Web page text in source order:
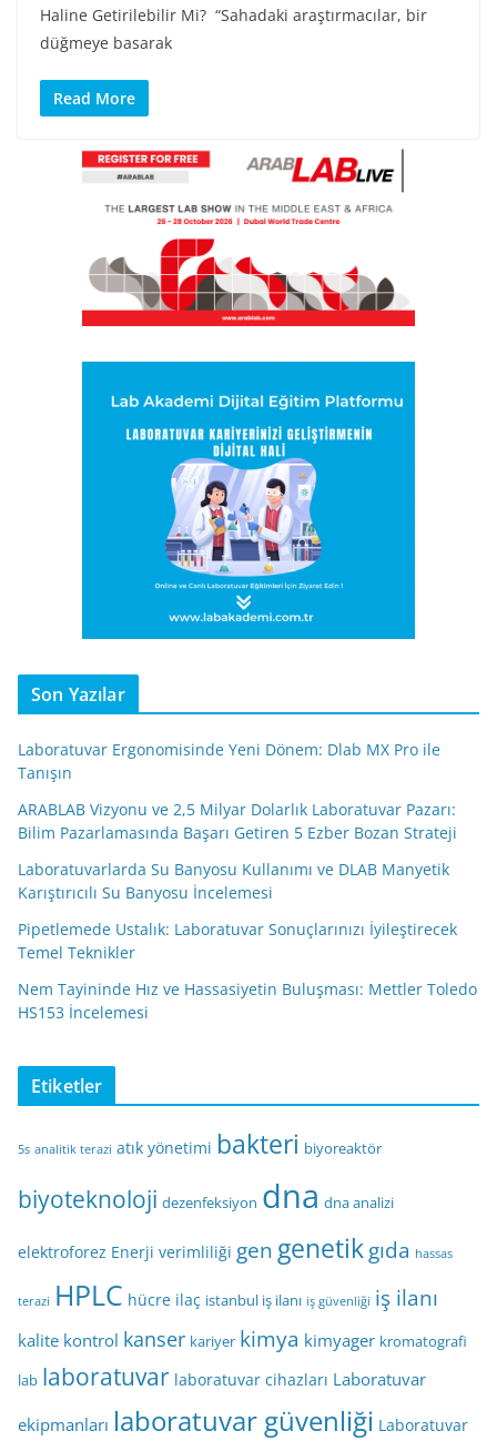
Haline Getirilebilir Mi? “Sahadaki araştırmacılar, bir
düğmeye basarak
Read More
Son Yazılar
Laboratuvar Ergonomisinde Yeni Dönem: Dlab MX Pro ile
Tanışın
ARABLAB Vizyonu ve 2,5 Milyar Dolarlık Laboratuvar Pazarı:
Bilim Pazarlamasında Başarı Getiren 5 Ezber Bozan Strateji
Laboratuvarlarda Su Banyosu Kullanımı ve DLAB Manyetik
Karıştırıcılı Su Banyosu İncelemesi
Pipetlemede Ustalık: Laboratuvar Sonuçlarınızı İyileştirecek
Temel Teknikler
Nem Tayininde Hız ve Hassasiyetin Buluşması: Mettler Toledo
HS153 İncelemesi
Etiketler
5s analitik terazi atık yönetimi bakteri biyoreaktör
biyoteknoloji dezenfeksiyon dna dna analizi
elektroforez Enerji verimliliği gen genetikgıda hassas
terazi HPLC hücre ilaç istanbul iş ilanı iş güvenliği iş ilanı
kalite kontrol kanser kariyer kimya kimyager kromatografi
lab laboratuvar laboratuvar cihazları Laboratuvar
ekipmanları laboratuvar güvenliği Laboratuvar